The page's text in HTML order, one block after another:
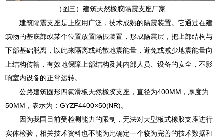
（图三）建筑天然橡胶隔震支座厂家
建筑隔震支座是上应用广泛，技术成熟的隔震装置。它通过在建
筑物的基底部或某个位置放置隔振装置，形成隔震层，把上部结构与
下部基础脱离，以此来隔离或耗散地震能量，避免或减少地震能量向
上结构传输，有效地保障上部结构及其内部人员、设备的安全，不影
响室内设备的正常运转。
公路建筑圆形四氟滑板天然橡胶支座，直径为400MM，厚度为
50MM，表示为：GYZF4400×50(NR)。
因为我国目前受检测能力的限制，无法对大型板式橡胶支座进行
实体检验，相关技术资料也不能为此确定一个较为完善的技术数据和